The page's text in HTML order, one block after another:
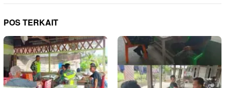
POS TERKAIT